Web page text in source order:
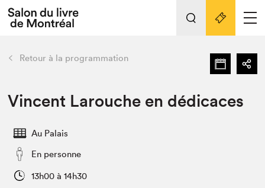
Tout sur l'édition 2022
Actualités
Vidéos et Balados
Club de lecture Braindate
retour Nos activités
Édition 2022
Planifier sa visite
Liens pratiques
Retour à la programmation
Vincent Larouche en dédicaces
Au Palais
En personne
13h00 à 14h30